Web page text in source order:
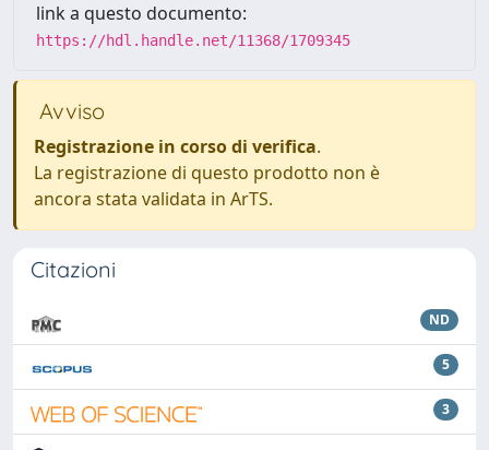
link a questo documento:
https://hdl.handle.net/11368/1709345
Avviso
Registrazione in corso di verifica.
La registrazione di questo prodotto non è
ancora stata validata in ArTS.
Citazioni
ND
5
3